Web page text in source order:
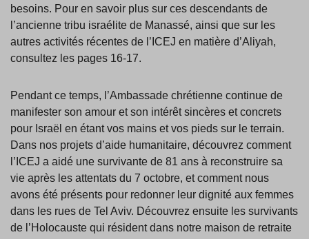
besoins. Pour en savoir plus sur ces descendants de
l’ancienne tribu israélite de Manassé, ainsi que sur les
autres activités récentes de l’ICEJ en matière d’Aliyah,
consultez les pages 16-17.
Pendant ce temps, l’Ambassade chrétienne continue de
manifester son amour et son intérêt sincères et concrets
pour Israël en étant vos mains et vos pieds sur le terrain.
Dans nos projets d’aide humanitaire, découvrez comment
l’ICEJ a aidé une survivante de 81 ans à reconstruire sa
vie après les attentats du 7 octobre, et comment nous
avons été présents pour redonner leur dignité aux femmes
dans les rues de Tel Aviv. Découvrez ensuite les survivants
de l’Holocauste qui résident dans notre maison de retraite